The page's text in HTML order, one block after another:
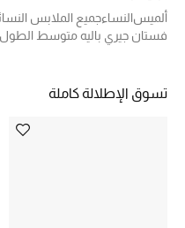
عرض جميع المنتجات
ألميسالنساءجميع الملابس
فستان جيري باليه متوسط الطول
تسوق الإطلالة كاملة